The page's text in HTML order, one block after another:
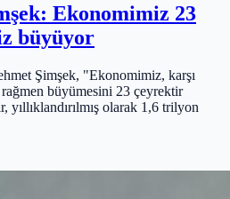
Ekonomimiz 23
büyüyor
Şimşek, "Ekonomimiz, karşı
rağmen büyümesini 23 çeyrektir
olarak 1,6 trilyon